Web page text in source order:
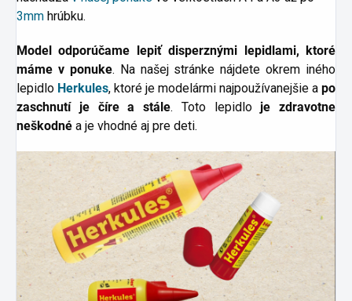
3mm hrúbku.
Model odporúčame lepiť disperznými lepidlami, ktoré
máme v ponuke. Na našej stránke nájdete okrem iného
lepidlo Herkules, ktoré je modelármi najpoužívanejšie a po
zaschnutí je číre a stále. Toto lepidloje zdravotne
neškodné a je vhodné aj pre deti.